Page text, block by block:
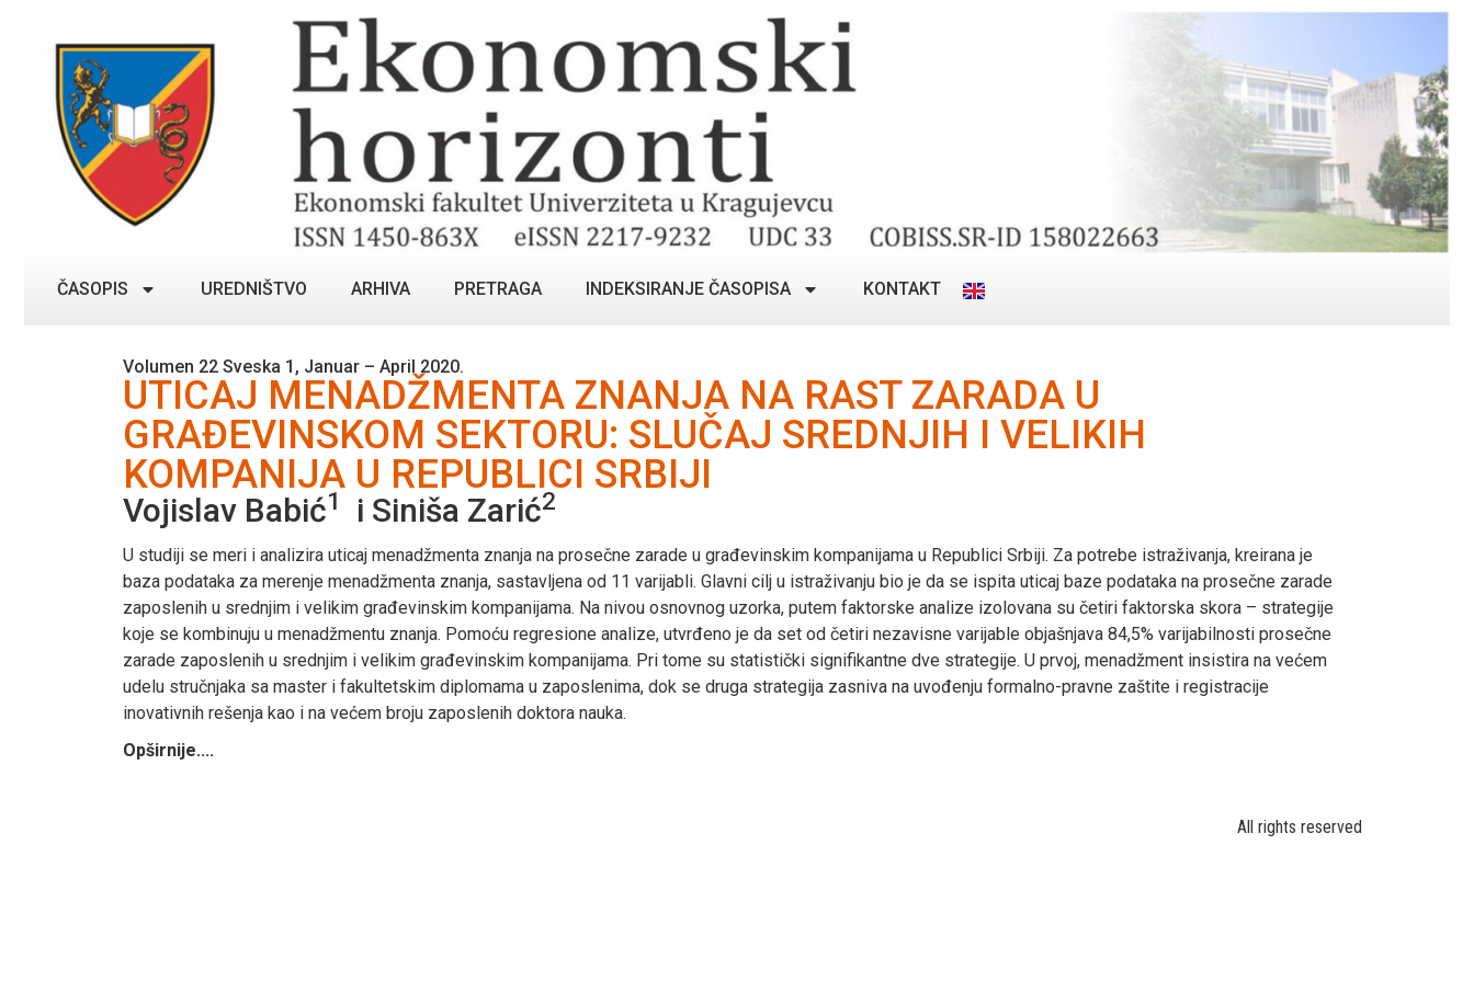
ČASOPIS UREDNIŠTVO ARHIVA PRETRAGA INDEKSIRANJE ČASOPISA KONTAKT
Volumen 22 Sveska 1, Januar – April 2020.
UTICAJ MENADŽMENTA ZNANJA NA RAST ZARADA U
GRAĐEVINSKOM SEKTORU: SLUČAJ SREDNJIH I VELIKIH
KOMPANIJA U REPUBLICI SRBIJI
Vojislav Babić1 i Siniša Zarić2
U studiji se meri i analizira uticaj menadžmenta znanja na prosečne zarade u građevinskim kompanijama u Republici Srbiji. Za potrebe istraživanja, kreirana je
baza podataka za merenje menadžmenta znanja, sastavljena od 11 varijabli. Glavni cilj u istraživanju bio je da se ispita uticaj baze podataka na prosečne zarade
zaposlenih u srednjim i velikim građevinskim kompanijama. Na nivou osnovnog uzorka, putem faktorske analize izolovana su četiri faktorska skora – strategije
koje se kombinuju u menadžmentu znanja. Pomoću regresione analize, utvrđeno je da set od četiri nezavisne varijable objašnjava 84,5% varijabilnosti prosečne
zarade zaposlenih u srednjim i velikim građevinskim kompanijama. Pri tome su statistički signifikantne dve strategije. U prvoj, menadžment insistira na većem
udelu stručnjaka sa master i fakultetskim diplomama u zaposlenima, dok se druga strategija zasniva na uvođenju formalno-pravne zaštite i registracije
inovativnih rešenja kao i na većem broju zaposlenih doktora nauka.
Opširnije....
All rights reserved